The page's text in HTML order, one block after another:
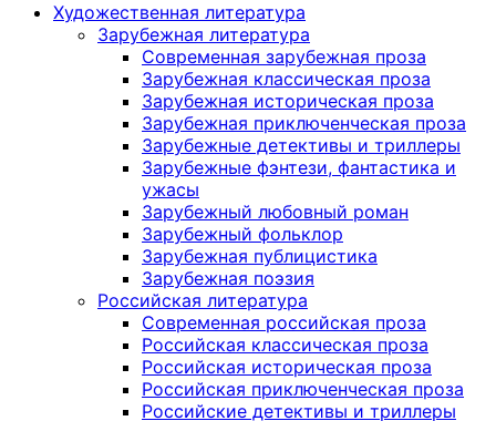
Художественная литература
Зарубежная литература
Современная зарубежная проза
Зарубежная классическая проза
Зарубежная историческая проза
Зарубежная приключенческая проза
Зарубежные детективы и триллеры
Зарубежные фэнтези, фантастика и
ужасы
Зарубежный любовный роман
Зарубежный фольклор
Зарубежная публицистика
Зарубежная поэзия
Российская литература
Современная российская проза
Российская классическая проза
Российская историческая проза
Российская приключенческая проза
Российские детективы и триллеры